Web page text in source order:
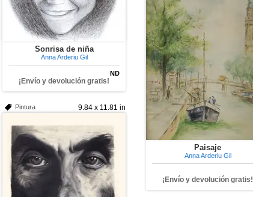
Sonrisa de niña
Anna Arderiu Gil
ND
¡Envío y devolución gratis!
Paisaje
Anna Arderiu Gil
¡Envío y devolución gratis!
9.84 x 11.81 in
Pintura